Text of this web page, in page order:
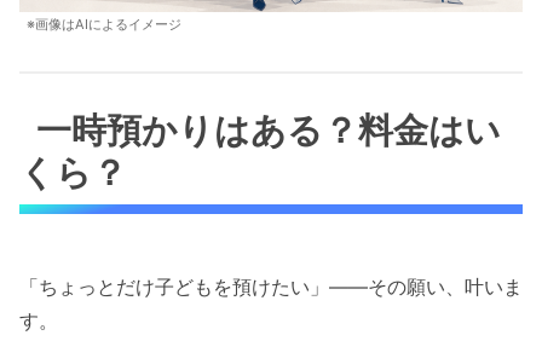
※画像はAIによるイメージ
一時預かりはある？料金はい
くら？
「ちょっとだけ子どもを預けたい」——その願い、叶いま
す。